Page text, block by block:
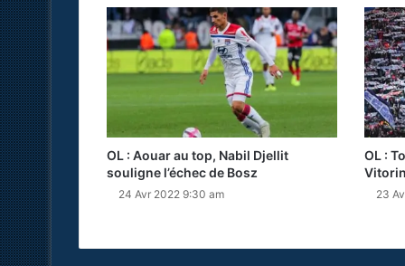
OL : Aouar au top, Nabil Djellit
souligne l’échec de Bosz
24 Avr 2022 9:30 am
OL :
23